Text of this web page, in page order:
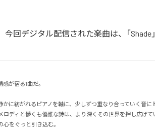
今回デジタル配信された楽曲は、「Shade
が宿る1曲だ。
に紡がれるピアノを軸に、少しずつ重なり合っていく音に
ディと儚くも優雅な詩は、より深くその世界を押し広げて
をぐっと引き込む。